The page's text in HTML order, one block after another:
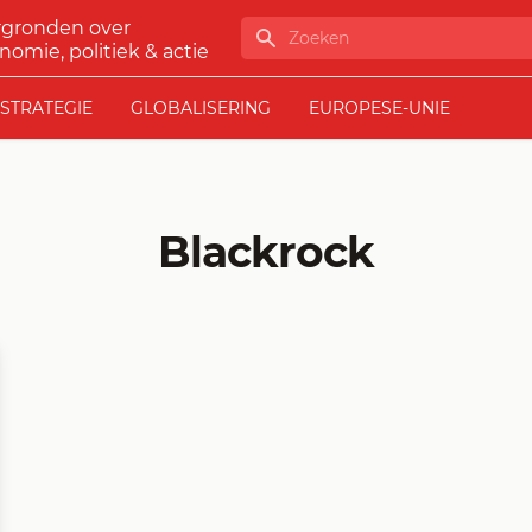
over
politiek & actie
Zoeken
STRATEGIE GLOBALISERING EUROPESE-UNIE
Blackrock